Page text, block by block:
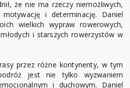
że nie ma rzeczy niemożliwych,
i determinację. Daniel
wielkich wypraw rowerowych,
i starszych rowerzystów w
przez różne kontynenty, w tym
jest nie tylko wyzwaniem
i duchowym. Daniel